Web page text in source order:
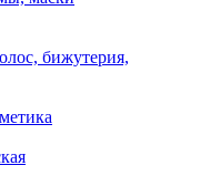
бижутерия,